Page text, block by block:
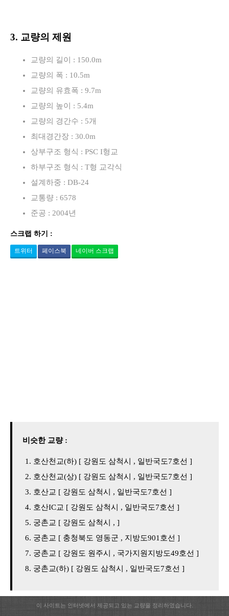
3. 교량의 제원
교량의 길이 : 150.0m
교량의 폭 : 10.5m
교량의 유효폭 : 9.7m
교량의 높이 : 5.4m
교량의 경간수 : 5개
최대경간장 : 30.0m
상부구조 형식 : PSC I형교
하부구조 형식 : T형 교각식
설계하중 : DB-24
교통량 : 6578
준공 : 2004년
스크랩 하기 :
트위터 페이스북 네이버 스크랩
비슷한 교량 :
호산천교(하) [ 강원도 삼척시 , 일반국도7호선 ]
호산천교(상) [ 강원도 삼척시 , 일반국도7호선 ]
호산교 [ 강원도 삼척시 , 일반국도7호선 ]
호산IC교 [ 강원도 삼척시 , 일반국도7호선 ]
궁촌교 [ 강원도 삼척시 , ]
궁촌교 [ 충청북도 영동군 , 지방도901호선 ]
궁촌교 [ 강원도 원주시 , 국가지원지방도49호선 ]
궁촌교(하) [ 강원도 삼척시 , 일반국도7호선 ]
이 사이트는 인터넷에서 제공되고 있는 교량을 정리하였습니다.